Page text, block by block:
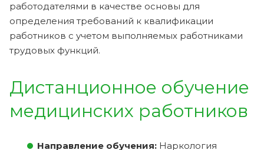
работодателями в качестве основы для
определения требований к квалификации
работников с учетом выполняемых работниками
трудовых функций.
Дистанционное обучение
медицинских работников
Направление обучения: Наркология